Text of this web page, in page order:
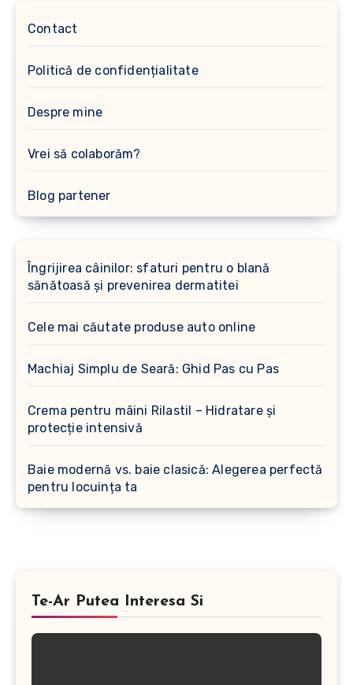
Contact
Politică de confidențialitate
Despre mine
Vrei să colaborăm?
Blog partener
Îngrijirea câinilor: sfaturi pentru o blană
sănătoasă și prevenirea dermatitei
Cele mai căutate produse auto online
Machiaj Simplu de Seară: Ghid Pas cu Pas
Crema pentru mâini Rilastil – Hidratare și
protecție intensivă
Baie modernă vs. baie clasică: Alegerea perfectă
pentru locuința ta
Te-Ar Putea Interesa Si